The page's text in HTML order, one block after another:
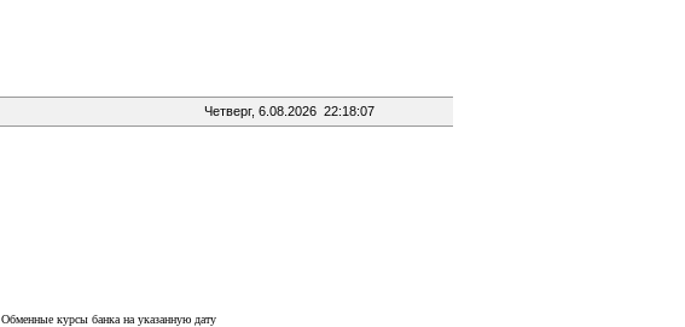
Четверг, 6.08.2026 22:18:07
Обменные курсы банка на указанную дату